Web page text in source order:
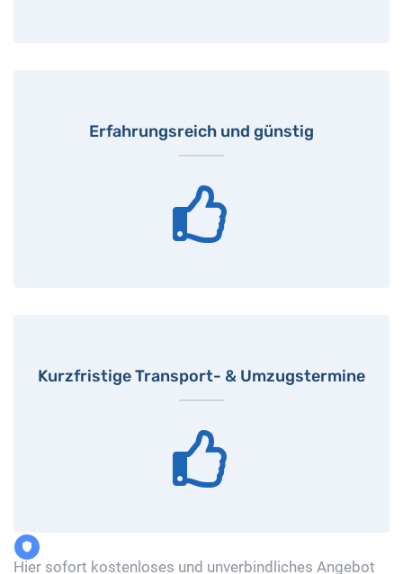
Erfahrungsreich und günstig
Kurzfristige Transport- & Umzugstermine
Hier sofort kostenloses und unverbindliches Angebot